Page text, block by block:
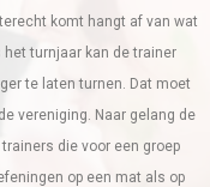
komt hangt af van wat
turnjaar kan de trainer
te laten turnen. Dat moet
vereniging. Naar gelang de
die voor een groep
op een mat als op